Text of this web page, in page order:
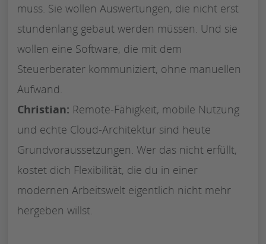
muss. Sie wollen Auswertungen, die nicht erst
stundenlang gebaut werden müssen. Und sie
wollen eine Software, die mit dem
Steuerberater kommuniziert, ohne manuellen
Aufwand.
Christian: Remote-Fähigkeit, mobile Nutzung
und echte Cloud-Architektur sind heute
Grundvoraussetzungen. Wer das nicht erfüllt,
kostet dich Flexibilität, die du in einer
modernen Arbeitswelt eigentlich nicht mehr
hergeben willst.